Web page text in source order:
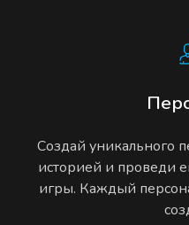
Создай уникального
историей и проведи
игры. Каждый